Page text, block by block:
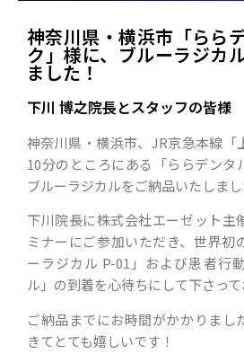
神奈川県・横浜市「らら
ク」様に、ブルーラジカ
ました！
下川 博之院長とスタッフの皆様
神奈川県・横浜市、JR京急本線「
10分のところにある「ららデンタ
ブルーラジカルをご納品いたしまし
下川院長に株式会社エーゼット主
ミナーにご参加いただき、世界初
ーラジカル P-01」および患者行
ル」の到着を心待ちにして下さって
ご納品までにお時間がかかりまし
きてとても嬉しいです！